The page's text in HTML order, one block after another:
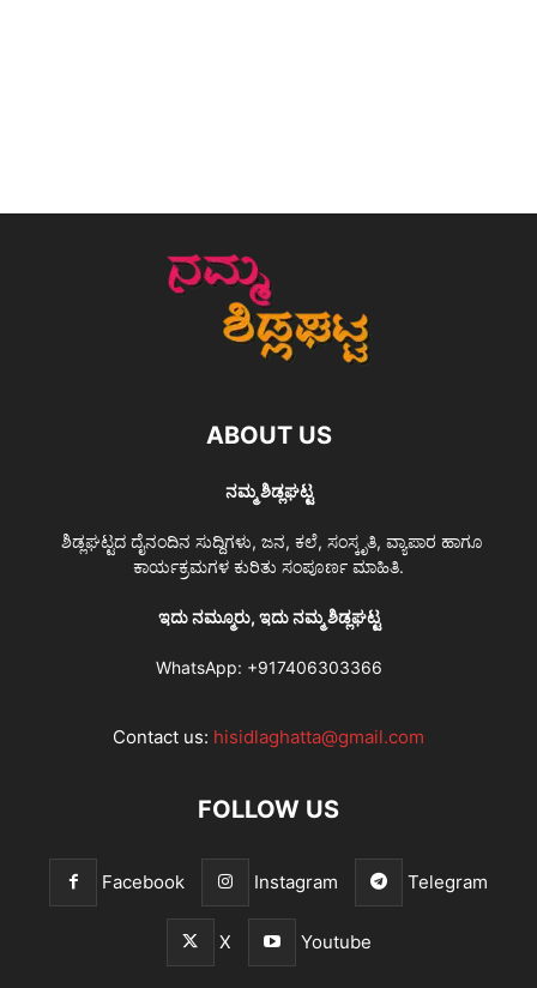
ABOUT US
ನಮ್ಮ ಶಿಡ್ಲಘಟ್ಟ
ಶಿಡ್ಲಘಟ್ಟದ ದೈನಂದಿನ ಸುದ್ದಿಗಳು, ಜನ, ಕಲೆ, ಸಂಸ್ಕೃತಿ, ವ್ಯಾಪಾರ ಹಾಗೂ
ಕಾರ್ಯಕ್ರಮಗಳ ಕುರಿತು ಸಂಪೂರ್ಣ ಮಾಹಿತಿ.
ಇದು ನಮ್ಮೂರು, ಇದು ನಮ್ಮ ಶಿಡ್ಲಘಟ್ಟ
WhatsApp: +917406303366
Contact us: hisidlaghatta@gmail.com
FOLLOW US
Facebook Instagram Telegram
X Youtube